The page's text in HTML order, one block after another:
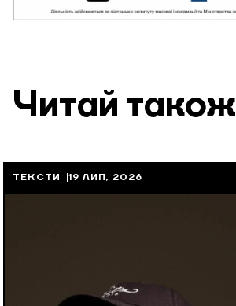
Читай також
ТЕКСТИ 19 ЛИП, 2026